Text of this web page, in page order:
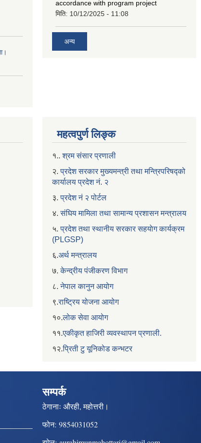
accordance with program project
मिति: 10/12/2025 - 11:08
अन्य
महत्वपुर्ण लिङ्क
१..श्रम संसार प्रणाली
२. प्रदेश सरकार मुख्यमन्त्री तथा मन्त्रिपरिषद्को
कार्यालय प्रदेश नं. २
३.प्रदेश नं २ पोर्टल
४.संघिय मामिला तथा सामान्य प्रशासन मन्त्रालय
५.प्रदेश तथा स्थानीय सरकार सहयाेग कार्यक्रम
(PLGSP)
६.अर्थ मन्त्रालय
७.केन्द्रीय पंजीकरण विभाग
८.नेपाल कानुन आयोग
९.राष्ट्रिय योजना आयोग
१०.लोक सेवा आयोग
११.एकीकृत हाजिरी व्यवस्थापन प्रणाली.
१२.प्रिती टु यूनिकोड कन्भटर
सम्पर्क
ठेगानाः औरही, महोत्तरी।
फोन: 9854031052